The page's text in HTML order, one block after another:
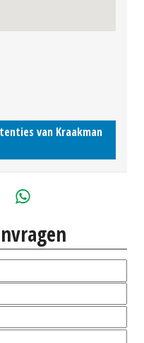
van Kraakman